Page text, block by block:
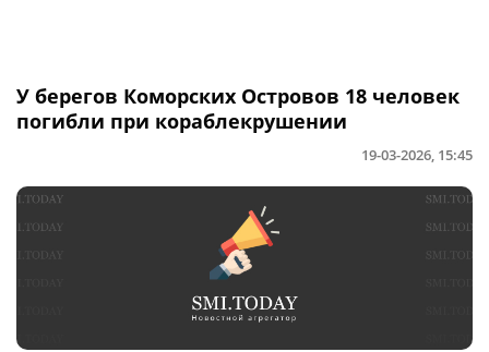
У берегов Коморских Островов 18 человек
погибли при кораблекрушении
19-03-2026, 15:45